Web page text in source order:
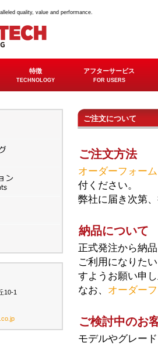
quality, value and performance.
ご注文について
ご注文方法
オーダーフォーム
付ください。
弊社に届き次第
納品について
正式発注から納
ご利用になりた
すようお願い申
なお、 オーダー
ご検討中のお
モデルやグレー
特徴
TECHNOLOGY
アフターサービス
FOR USERS
10-1